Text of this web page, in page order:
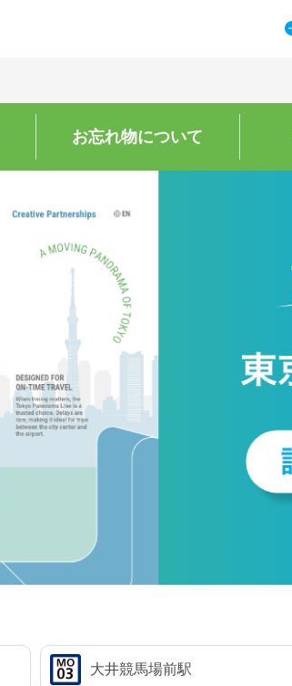
お忘れ物について
大井競馬場前駅